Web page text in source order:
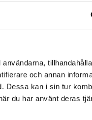
och annan
Dessa kan i sin tur
du har använt deras
uápásmuđ
kuhes meddâlorroom
ääigi tust lii
tâi